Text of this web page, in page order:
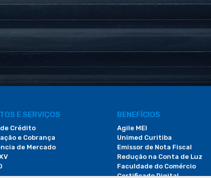
E SERVIÇOS
Crédito
e Cobrança
de Mercado
BENEFÍCIOS
Agile MEI
Unimed Curitiba
Emissor de Nota Fiscal
Redução na Conta de Luz
Faculdade do Comércio
Certificado Digital